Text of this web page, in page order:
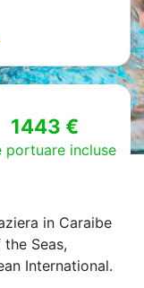
1443 €
portuare incluse
in Caraibe
Seas,
International.